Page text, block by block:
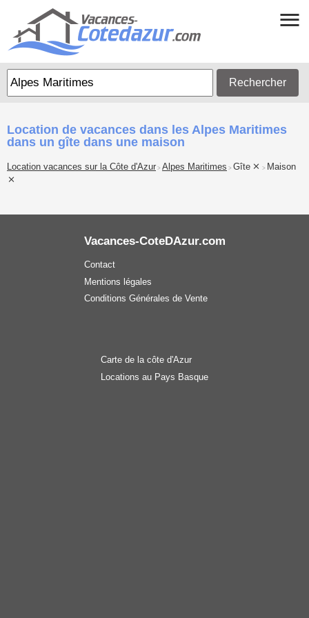
Rechercher
Location de vacances dans les Alpes Maritimes
dans un gîte dans une maison
Location vacances sur la Côte d'Azur > Alpes Maritimes > Gîte > Maison
Vacances-CoteDAzur.com
Contact
Mentions légales
Conditions Générales de Vente
Carte de la côte d'Azur
Locations au Pays Basque